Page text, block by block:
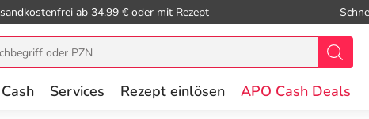
ab 34.99 € oder mit Rezept
Services Rezept einlösen APO Cash Deals